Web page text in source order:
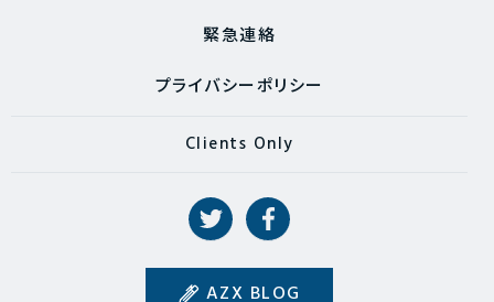
緊急連絡
プライバシーポリシー
Clients Only
AZX BLOG